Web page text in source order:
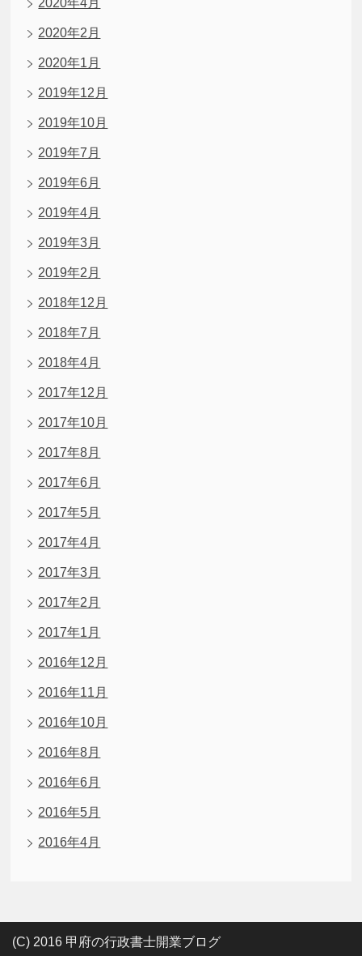
2020年2月
2020年1月
2019年12月
2019年10月
2019年7月
2019年6月
2019年4月
2019年3月
2019年2月
2018年12月
2018年7月
2018年4月
2017年12月
2017年10月
2017年8月
2017年6月
2017年5月
2017年4月
2017年3月
2017年2月
2017年1月
2016年12月
2016年11月
2016年10月
2016年8月
2016年6月
2016年5月
2016年4月
(C) 2016 甲府の行政書士開業ブログ